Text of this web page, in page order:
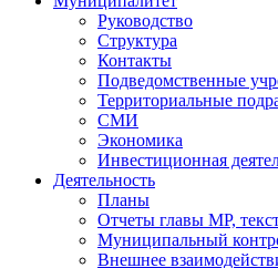
Руководство
Структура
Контакты
Подведомственные
Территориальные
СМИ
Экономика
Инвестиционная
Деятельность
Планы
Отчеты главы МР,
Муниципальный
Внешнее